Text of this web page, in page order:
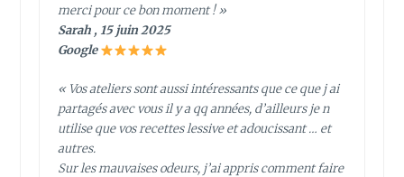
merci pour ce bon moment ! »
Sarah , 15 juin 2025
Google
« Vos ateliers sont aussi intéressants que ce que j ai
partagés avec vous il y a qq années, d’ailleurs je n
utilise que vos recettes lessive et adoucissant … et
autres.
Sur les mauvaises odeurs, j’ai appris comment faire